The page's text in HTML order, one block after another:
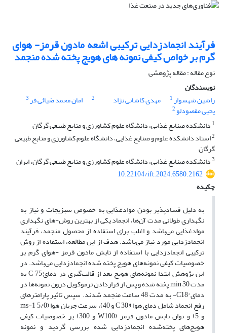
فرآیند انجمادزدایی ترکیبی اشعه مادون قرمز- هوای
گرم بر خواص کیفی نمونه های هویج پخته شده منجمد
نوع مقاله : مقاله پژوهشی
نویسندگان
راشین شهسوار1 مهدی کاشانی نژاد 2 امان محمد ضیائی فر3
یحیی مقصودلو2
1 دانشکده صنایع غذایی، دانشگاه علوم کشاورزی و منابع طبیعی گرگان
2استاد دانشکده علوم و صنایع غذایی، دانشگاه علوم کشاورزی و منابع طبیعی
گرگان
3دانشکده صنایع غذایی، دانشگاه علوم کشاورزی و منابع طبیعی گرگان، ایران
10.22104/ift.2024.6580.2162
چکیده
به دلیل فساد‌پذیر بودن مواد‌غذایی به خصوص سبزیجات و نیاز به
نگهداری طولانی مدت آن‌ها، انجماد یکی از بهترین روش-های نگهداری
مواد‌غذایی می‌باشد و اغلب برای استفاده از محصول منجمد، فرآیند
انجمادزدایی مورد نیاز می‌باشد. هدف از این مطالعه، استفاده از روش
ترکیبی انجمادزدایی با استفاده از تابش مادون قرمز -هوای گرم بر
خصوصیات کیفی نمونه‌های هویج پخته شده انجمادزدایی می‌باشد. در
این پژوهش ابتدا نمونه‌های هویج بعد از قالب‌گیری در دمای°C 75 به
مدت min 30 پخته شده و پس از قراردادن ترموکوبل درون نمونه‌ها در
دمای °C18- به مدت 48 ساعت منجمد شدند. سپس تاثیر پارامترهای
رفع انجماد شامل دمای هوا (°C 30 و 40)، سرعت جریان هوا (ms-1 5/0
و 5) و توان تابش مادون قرمز (W100 و 300) بر خصوصیات کیفی
هویج‌های پخته‌شده انجمادزدایی شده بررسی گردید و نمونه